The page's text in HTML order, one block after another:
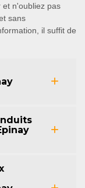
et n'oubliez pas
sans
il suffit de